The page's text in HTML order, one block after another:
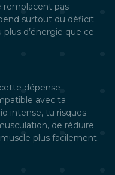
remplacent pas
surtout du déficit
d’énergie que ce
dépense
avec ta
intense, tu risques
de réduire
plus facilement.